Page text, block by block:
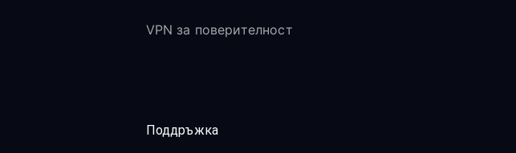
VPN за поверителност
Поддръжка